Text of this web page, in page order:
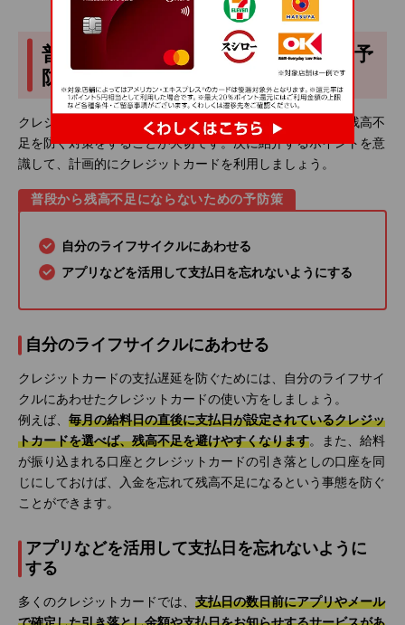
普段から残高不足にならないための予
防策
クレジットカードの支払日直前に慌てないよう、普段から残高不
足を防ぐ対策をすることが大切です。次に紹介するポイントを意
識して、計画的にクレジットカードを利用しましょう。
普段から残高不足にならないための予防策
自分のライフサイクルにあわせる
アプリなどを活用して支払日を忘れないようにする
自分のライフサイクルにあわせる
クレジットカードの支払遅延を防ぐためには、自分のライフサイ
クルにあわせたクレジットカードの使い方をしましょう。
例えば、 毎月の給料日の直後に支払日が設定されているクレジッ
トカードを選べば、残高不足を避けやすくなります。また、給料
が振り込まれる口座とクレジットカードの引き落としの口座を同
じにしておけば、入金を忘れて残高不足になるという事態を防ぐ
ことができます。
アプリなどを活用して支払日を忘れないように
する
多くのクレジットカードでは、 支払日の数日前にアプリやメール